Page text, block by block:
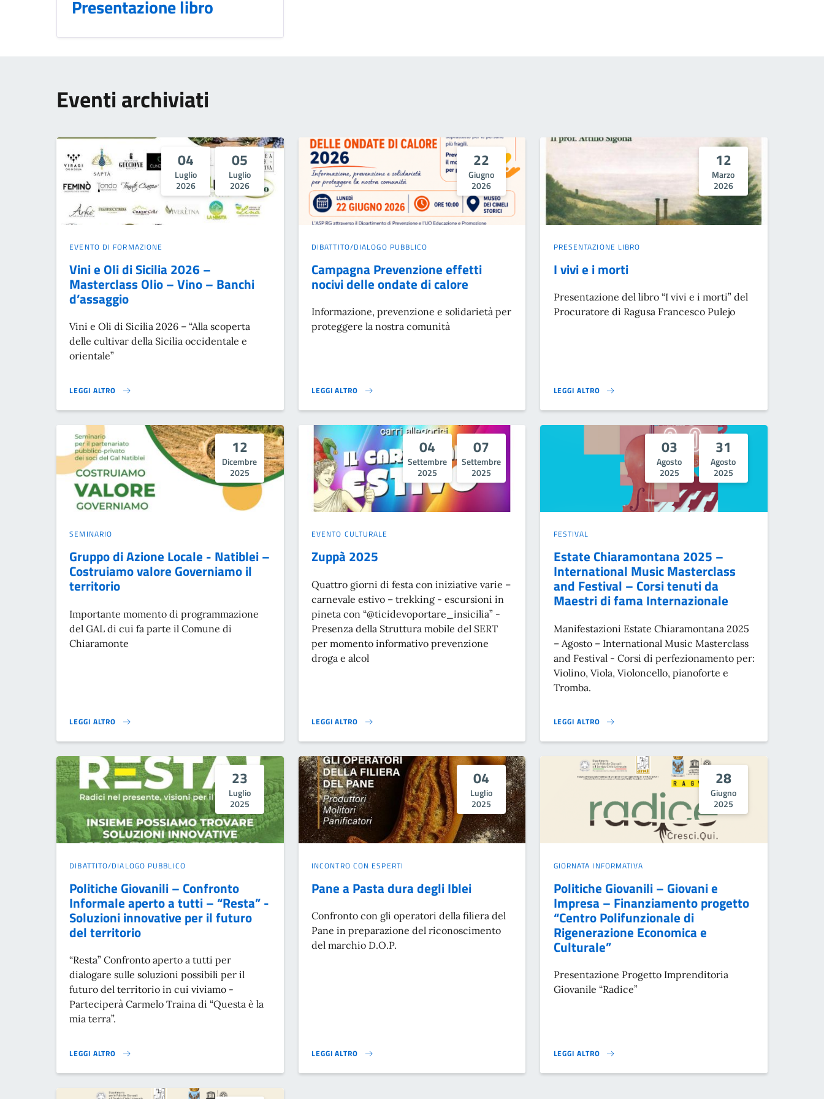
Presentazione libro
Eventi archiviati
04
Luglio
2026
05
Luglio
2026
EVENTO DI FORMAZIONE
Vini e Oli di Sicilia 2026 –
Masterclass Olio – Vino – Banchi
d’assaggio
Vini e Oli di Sicilia 2026 – “Alla scoperta
delle cultivar della Sicilia occidentale e
orientale”
LEGGI ALTRO
VINI E OLI DI SICILIA 2026 – MASTERCLASS OLIO – VINO – BANCHI D’ASSAGGIO}
22
Giugno
2026
DIBATTITO/DIALOGO PUBBLICO
Campagna Prevenzione effetti
nocivi delle ondate di calore
Informazione, prevenzione e solidarietà per
proteggere la nostra comunità
LEGGI ALTRO
CAMPAGNA PREVENZIONE EFFETTI NOCIVI DELLE ONDATE DI CALORE}
12
Marzo
2026
PRESENTAZIONE LIBRO
I vivi e i morti
Presentazione del libro “I vivi e i morti” del
Procuratore di Ragusa Francesco Pulejo
LEGGI ALTRO
I VIVI E I MORTI}
12
Dicembre
2025
SEMINARIO
Gruppo di Azione Locale - Natiblei –
Costruiamo valore Governiamo il
territorio
Importante momento di programmazione
del GAL di cui fa parte il Comune di
Chiaramonte
LEGGI ALTRO
GRUPPO DI AZIONE LOCALE - NATIBLEI – COSTRUIAMO VALORE GOVERNIAMO IL TERRITORIO}
04
Settembre
2025
07
Settembre
2025
EVENTO CULTURALE
Zuppà 2025
Quattro giorni di festa con iniziative varie –
carnevale estivo – trekking - escursioni in
pineta con “@ticidevoportare_insicilia” -
Presenza della Struttura mobile del SERT
per momento informativo prevenzione
droga e alcol
LEGGI ALTRO
ZUPPÀ 2025}
03
Agosto
2025
31
Agosto
2025
FESTIVAL
Estate Chiaramontana 2025 –
International Music Masterclass
and Festival – Corsi tenuti da
Maestri di fama Internazionale
Manifestazioni Estate Chiaramontana 2025
– Agosto – International Music Masterclass
and Festival - Corsi di perfezionamento per:
Violino, Viola, Violoncello, pianoforte e
Tromba.
LEGGI ALTRO
ESTATE CHIARAMONTANA 2025 – INTERNATIONAL MUSIC
23
Luglio
2025
DIBATTITO/DIALOGO PUBBLICO
Politiche Giovanili – Confronto
Informale aperto a tutti – “Resta” -
Soluzioni innovative per il futuro
del territorio
“Resta” Confronto aperto a tutti per
dialogare sulle soluzioni possibili per il
futuro del territorio in cui viviamo -
Parteciperà Carmelo Traina di “Questa è la
mia terra”.
LEGGI ALTRO
POLITICHE GIOVANILI – CONFRONTO INFORMALE APERTO A TUTTI – “RESTA” - SOLUZIONI INNOVATIVE PER IL FUTURO DEL TERRITORIO}
04
Luglio
2025
INCONTRO CON ESPERTI
Pane a Pasta dura degli Iblei
Confronto con gli operatori della filiera del
Pane in preparazione del riconoscimento
del marchio D.O.P.
LEGGI ALTRO
PANE A PASTA DURA DEGLI IBLEI}
28
Giugno
2025
GIORNATA INFORMATIVA
Politiche Giovanili – Giovani e
Impresa – Finanziamento progetto
“Centro Polifunzionale di
Rigenerazione Economica e
Culturale”
Presentazione Progetto Imprenditoria
Giovanile “Radice”
LEGGI ALTRO
POLITICHE GIOVANILI – GIOVANI E IMPRESA – FINANZIAMENTO